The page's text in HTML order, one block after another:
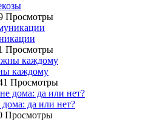
Просмотры
Просмотры
каждому
Просмотры
дома: да или нет?
Просмотры